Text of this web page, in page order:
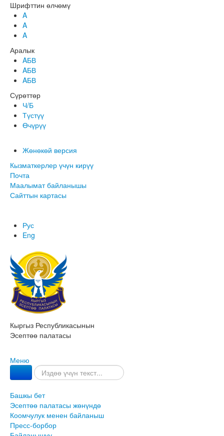
Шрифттин өлчөмү
A
A
A
Аралык
AБВ
AБВ
AБВ
Сүрөттөр
Ч/Б
Түстүү
Өчүрүү
Жөнөкөй версия
Кызматкерлер үчүн кирүү
Почта
Маалымат байланышы
Сайттын картасы
Рус
Eng
Кыргыз Республикасынын
Эсептөө палатасы
Меню
Башкы бет
Эсептөө палатасы жөнүндө
Коомчулук менен байланыш
Пресс-борбор